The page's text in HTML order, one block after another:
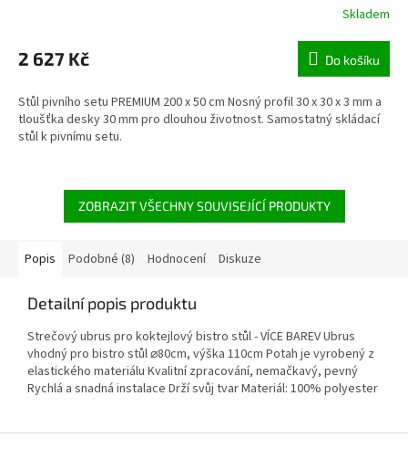
Skladem
2 627 Kč Do košíku
Stůl pivního setu PREMIUM 200 x 50 cm Nosný profil 30 x 30 x 3 mm a
tloušťka desky 30 mm pro dlouhou životnost. Samostatný skládací
stůl k pivnímu setu.
ZOBRAZIT VŠECHNY SOUVISEJÍCÍ PRODUKTY
Popis Podobné (8) Hodnocení Diskuze
Detailní popis produktu
Strečový ubrus pro koktejlový bistro stůl - VÍCE BAREV Ubrus
vhodný pro bistro stůl ⌀80cm, výška 110cm Potah je vyrobený z
elastického materiálu Kvalitní zpracování, nemačkavý, pevný
Rychlá a snadná instalace Drží svůj tvar Materiál: 100% polyester